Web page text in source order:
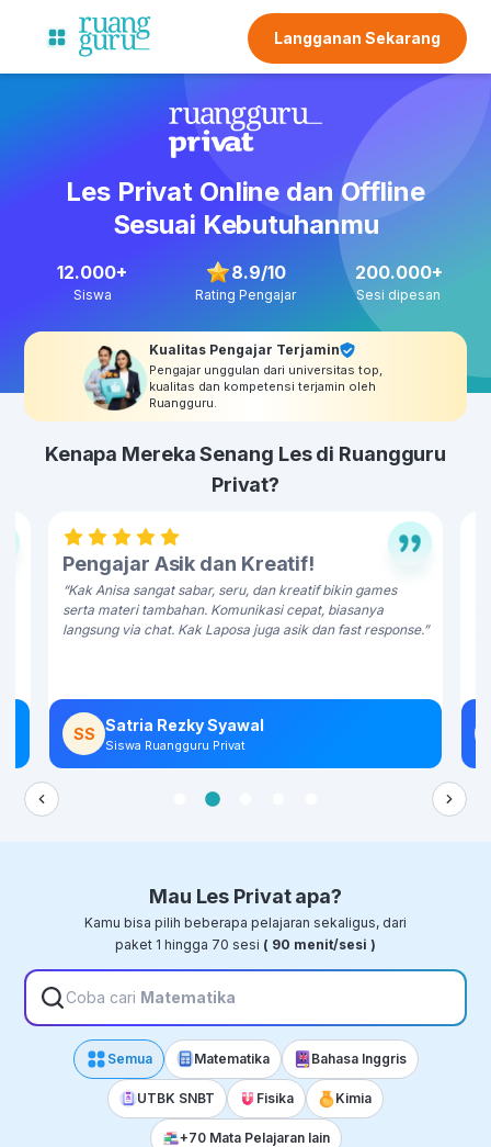
Langganan Sekarang
Les Privat Online dan Offline
Sesuai Kebutuhanmu
12.000+
Siswa
8.9/10
Rating Pengajar
200.000+
Sesi dipesan
Kualitas Pengajar Terjamin
Pengajar unggulan dari universitas top,
kualitas dan kompetensi terjamin oleh
Ruangguru.
Kenapa Mereka Senang Les di Ruangguru
Privat?
Pengajar Asik dan Kreatif!
“Kak Anisa sangat sabar, seru, dan kreatif bikin games
serta materi tambahan. Komunikasi cepat, biasanya
langsung via chat. Kak Laposa juga asik dan fast response.”
SS Satria Rezky Syawal
Siswa Ruangguru Privat
Mau Les Privat apa?
Kamu bisa pilih beberapa pelajaran sekaligus, dari
paket 1 hingga 70 sesi ( 90 menit/sesi )
Coba cari Matematika
Semua Matematika Bahasa Inggris
UTBK SNBT Fisika Kimia
+70 Mata Pelajaran lain